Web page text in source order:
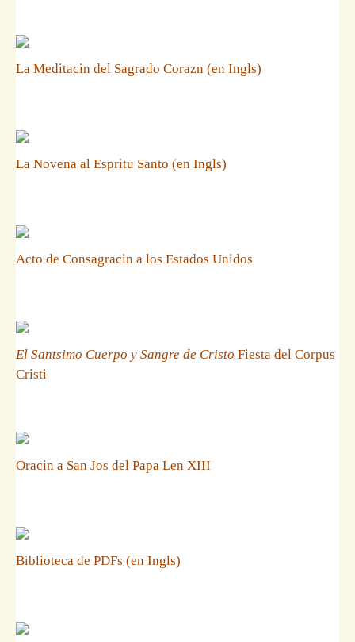
La Meditacin del Sagrado Corazn (en Ingls)
La Novena al Espritu Santo (en Ingls)
Acto de Consagracin a los Estados Unidos
El Santsimo Cuerpo y Sangre de Cristo Fiesta del Corpus
Cristi
Oracin a San Jos del Papa Len XIII
Biblioteca de PDFs (en Ingls)